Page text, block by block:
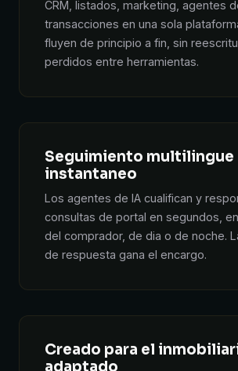
CRM, listados, marketing, agentes
transacciones en una sola
fluyen de principio a fin, sin
perdidos entre herramientas.
Seguimiento multilingue
instantaneo
Los agentes de IA cualifican y
consultas de portal en segundos,
del comprador, de dia o de noche.
de respuesta gana el encargo.
Creado para el
adaptado